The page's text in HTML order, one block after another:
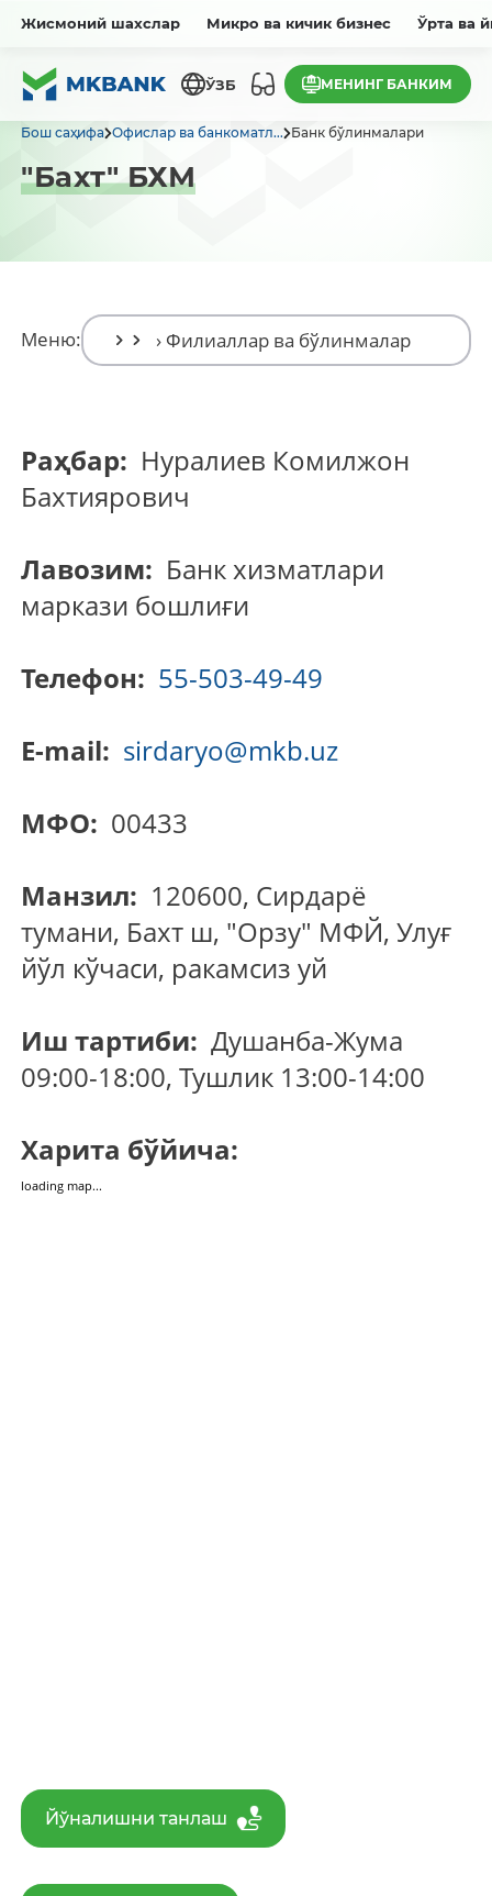
Жисмоний шахслар Микро ва кичик бизнес Ўрта ва
ЎЗБ МЕНИНГ БАНКИМ
Бош саҳифа Офислар ва банкоматл... Банк бўлинмалари
"Бахт" БХМ
Меню:
Раҳбар: Нуралиев Комилжон
Бахтиярович
Лавозим: Банк хизматлари
маркази бошлиғи
Телефон: 55-503-49-49
E-mail: sirdaryo@mkb.uz
МФО: 00433
Манзил: 120600, Сирдарё
тумани, Бахт ш, "Орзу" МФЙ, Улуғ
йўл кўчаси, ракамсиз уй
Иш тартиби: Душанба-Жума
09:00-18:00, Тушлик 13:00-14:00
Харита бўйича:
loading map...
Йўналишни танлаш